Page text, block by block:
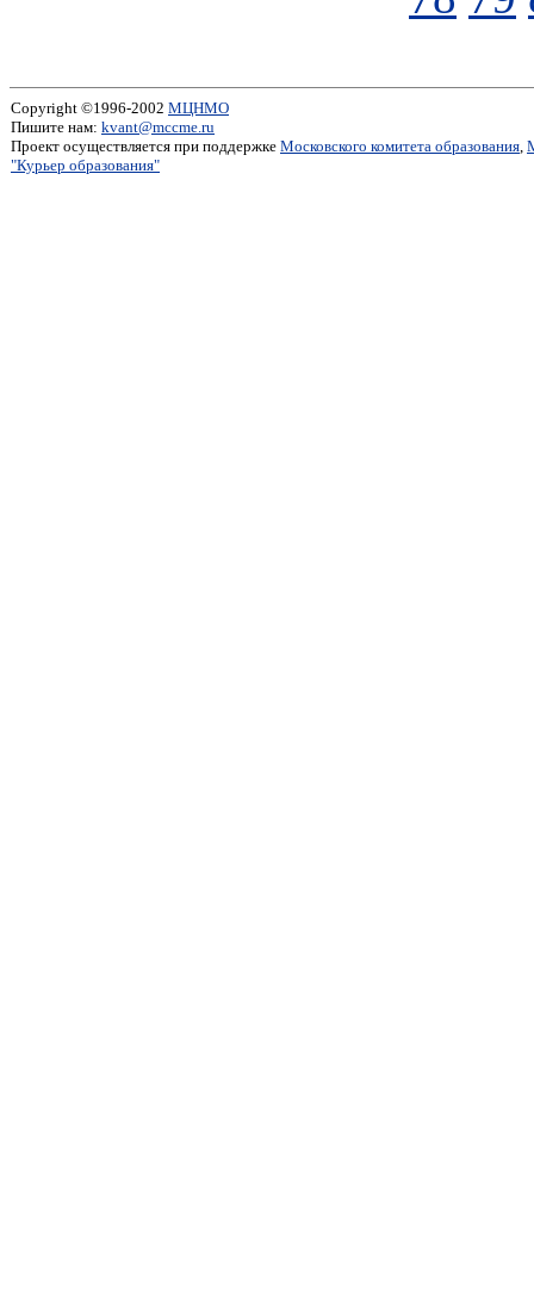
Copyright ©1996-2002 МЦНМО
Пишите нам: kvant@mccme.ru
Проект осуществляется при поддержке Московского комитета образования,
"Курьер образования"